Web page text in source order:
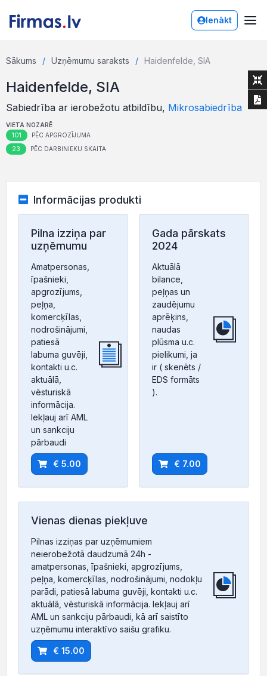
Ienākt
Sākums Uzņēmumu saraksts Haidenfelde, SIA
Haidenfelde, SIA
Sabiedrība ar ierobežotu atbildību, Mikrosabiedrība
VIETA NOZARĒ
101 PĒC APGROZĪJUMA
23 PĒC DARBINIEKU SKAITA
Informācijas produkti
Pilna izziņa par
uzņēmumu
Amatpersonas,
īpašnieki,
apgrozījums,
peļņa,
komercķīlas,
nodrošinājumi,
patiesā
labuma guvēji,
kontakti u.c.
aktuālā,
vēsturiskā
informācija.
Iekļauj arī AML
un sankciju
pārbaudi
€ 5.00
Gada pārskats
2024
Aktuālā
bilance,
peļņas un
zaudējumu
aprēķins,
naudas
plūsma u.c.
pielikumi, ja
ir ( skenēts /
EDS formāts
).
€ 7.00
Vienas dienas piekļuve
Pilnas izziņas par uzņēmumiem
neierobežotā daudzumā 24h -
amatpersonas, īpašnieki, apgrozījums,
peļņa, komercķīlas, nodrošinājumi, nodokļu
parādi, patiesā labuma guvēji, kontakti u.c.
aktuālā, vēsturiskā informācija. Iekļauj arī
AML un sankciju pārbaudi, kā arī saistīto
uzņēmumu interaktīvo saišu grafiku.
€ 15.00